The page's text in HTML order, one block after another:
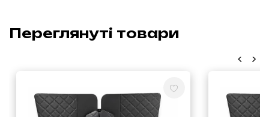
Переглянуті товари